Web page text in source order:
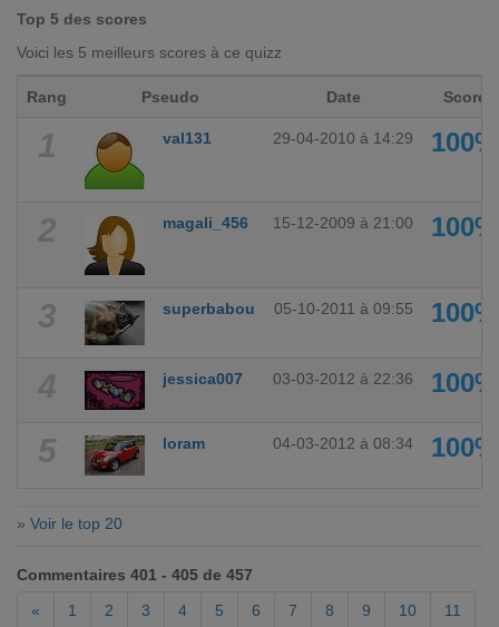
Top 5 des scores
Voici les 5 meilleurs scores à ce quizz
Rang Pseudo Date Score
1 val131 29-04-2010 à 14:29 100%
2 magali_456 15-12-2009 à 21:00 100%
3 superbabou 05-10-2011 à 09:55 100%
4 jessica007 03-03-2012 à 22:36 100%
5 loram 04-03-2012 à 08:34 100%
» Voir le top 20
Commentaires 401 - 405 de 457
«
1 2 3 4 5 6 7 8 9 10 11